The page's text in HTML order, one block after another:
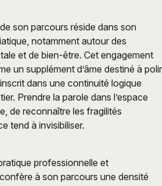
son parcours réside dans son
notamment autour des
et de bien-être. Cet engagement
un supplément d’âme destiné à polir
dans une continuité logique
Prendre la parole dans l’espace
de reconnaître les fragilités
tend à invisibiliser.
professionnelle et
à son parcours une densité